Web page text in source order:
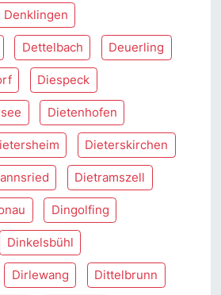
Denklingen
Dettelbach Deuerling
Diespeck
Dietenhofen
Dieterskirchen
Dietramszell
Dingolfing
Dinkelsbühl
Dirlewang Dittelbrunn